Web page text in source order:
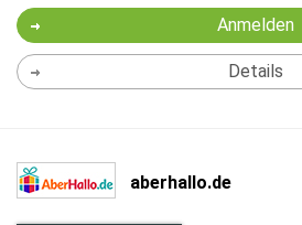
Anmelden
Details
aberhallo.de